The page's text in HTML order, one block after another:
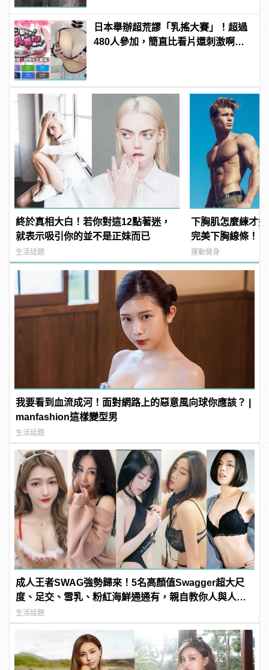
日本舉辦超荒謬「乳搖大賽」！超過
480人參加，簡直比看片還刺激啊！ |
終於真相大白！若你對這12點著迷，
就表示吸引你的並不是正妹而已
生活話題
下胸肌怎麼練才
完美下胸線條！ |
型男
運動健身
我要看到血流成河！面對網路上的惡意風向球你應該？ |
manfashion這樣變型男
生活話題
成人王者SWAG強勢歸來！5名高顏值Swagger超大尺
度、足交、雪乳、粉紅海鮮通通有，親自教你人與人的
連結！ | manfashion這樣變型男
生活話題